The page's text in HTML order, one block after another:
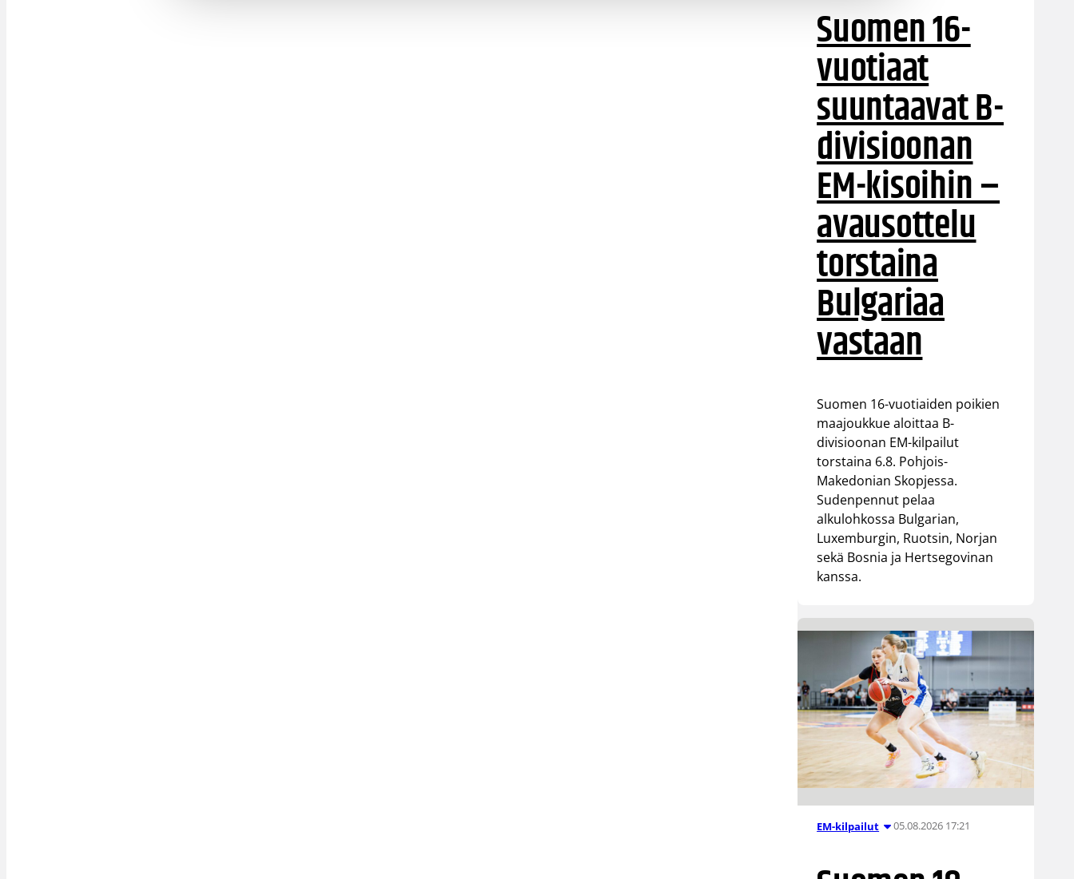
Suomen 16-
vuotiaat
suuntaavat B-
divisioonan
EM-kisoihin –
avausottelu
torstaina
Bulgariaa
vastaan
Suomen 16-vuotiaiden poikien
maajoukkue aloittaa B-
divisioonan EM-kilpailut
torstaina 6.8. Pohjois-
Makedonian Skopjessa.
Sudenpennut pelaa
alkulohkossa Bulgarian,
Luxemburgin, Ruotsin, Norjan
sekä Bosnia ja Hertsegovinan
kanssa.
EM-kilpailut 05.08.2026 17:21